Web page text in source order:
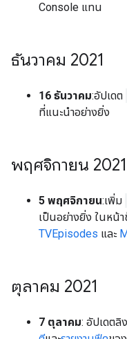
Console แทน
ธันวาคม 2021
16 ธันวาคม:อัปเดต
ที่แนะนำอย่างยิ่ง
พฤศจิกายน 2021
5 พฤศจิกายน:เพิ่ม
เป็นอย่างยิ่ง ในหน้
TVEpisodes และ
ตุลาคม 2021
7 ตุลาคม: อัปเดตลิ